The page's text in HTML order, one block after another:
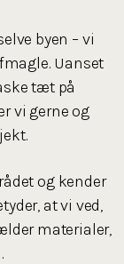
byen – vi
Uanset
tæt på
vi gerne og
og kender
at vi ved,
materialer,